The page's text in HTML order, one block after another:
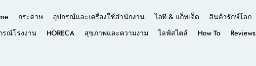
กระดาษ อุปกรณ์และเครื่องใช้สำนักงาน ไอที & แก็ทเจ็ด สินค้ารักษ์โลก
รณ์โรงงาน
HORECA สุขภาพและความงาม ไลฟ์สไตล์ How To Reviews